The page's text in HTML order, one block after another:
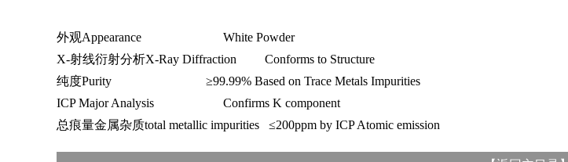
外观Appearance White Powder
X-射线衍射分析X-Ray Diffraction Conforms to Structure
纯度Purity ≥99.99% Based on Trace Metals Impurities
ICP Major Analysis Confirms K component
总痕量金属杂质total metallic impurities ≤200ppm by ICP Atomic emission